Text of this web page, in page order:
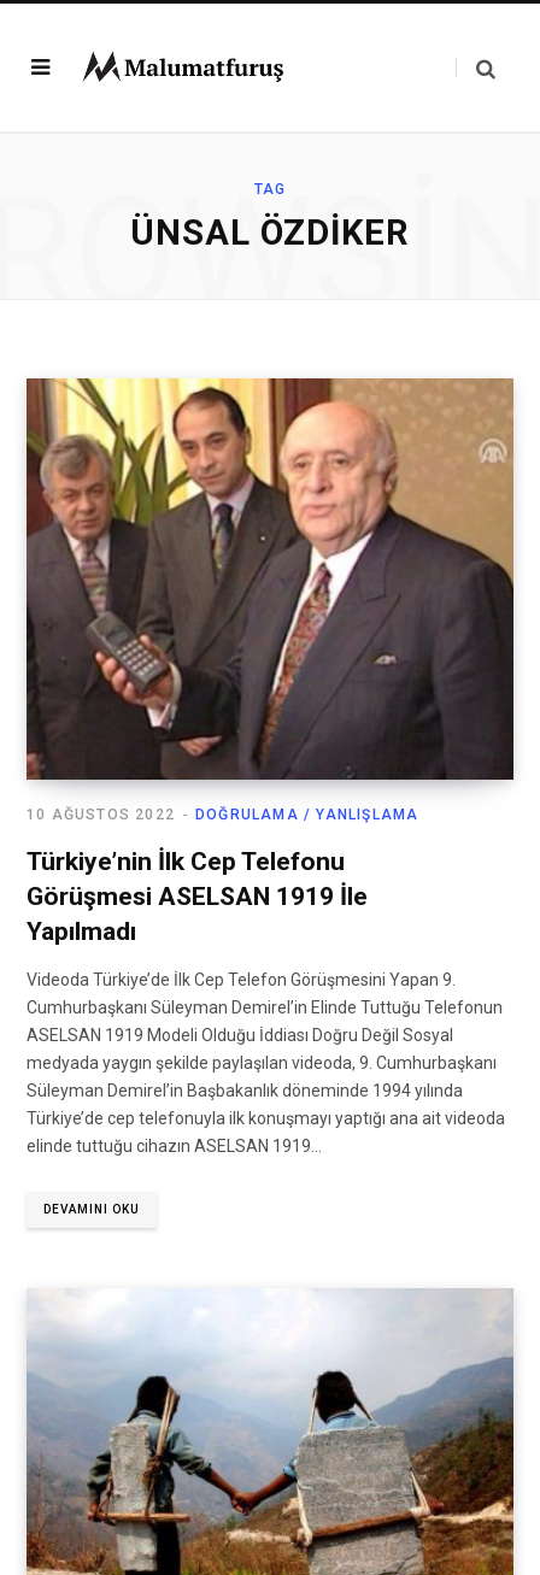
TAG
ÜNSAL ÖZDIKER
DOĞRULAMA / YANLIŞLAMA
10 AĞUSTOS 2022
Türkiye’nin İlk Cep Telefonu
Görüşmesi ASELSAN 1919 İle
Yapılmadı
Videoda Türkiye’de İlk Cep Telefon Görüşmesini Yapan 9.
Cumhurbaşkanı Süleyman Demirel’in Elinde Tuttuğu Telefonun
ASELSAN 1919 Modeli Olduğu İddiası Doğru Değil Sosyal
medyada yaygın şekilde paylaşılan videoda, 9. Cumhurbaşkanı
Süleyman Demirel’in Başbakanlık döneminde 1994 yılında
Türkiye’de cep telefonuyla ilk konuşmayı yaptığı ana ait videoda
elinde tuttuğu cihazın ASELSAN 1919…
DEVAMINI OKU